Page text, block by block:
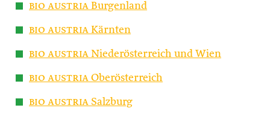
bio austria Burgenland
bio austria Kärnten
bio austria Niederösterreich und Wien
bio austria Oberösterreich
bio austria Salzburg